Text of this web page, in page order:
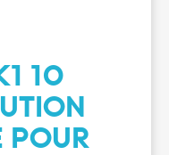
10
POUR